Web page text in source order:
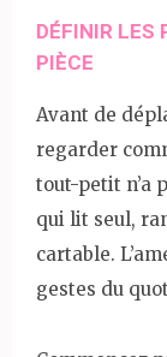
DÉFINIR LES
PIÈCE
Avant de
regarder
tout-petit n’a
qui lit seul,
cartable.
gestes du